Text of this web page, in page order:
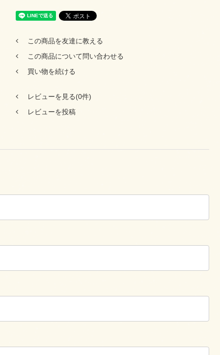
この商品を友達に教える
この商品について問い合わせる
買い物を続ける
レビューを見る(0件)
レビューを投稿